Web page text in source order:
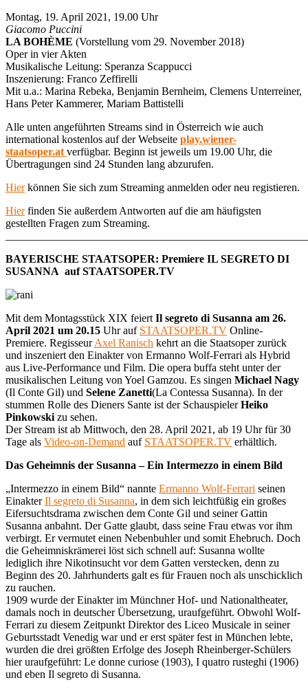
Montag, 19. April 2021, 19.00 Uhr
Giacomo Puccini
LA BOHÈME (Vorstellung vom 29. November 2018)
Oper in vier Akten
Musikalische Leitung: Speranza Scappucci
Inszenierung: Franco Zeffirelli
Mit u.a.: Marina Rebeka, Benjamin Bernheim, Clemens Unterreiner,
Hans Peter Kammerer, Mariam Battistelli
Alle unten angeführten Streams sind in Österreich wie auch
international kostenlos auf der Webseite play.wiener-
staatsoper.at verfügbar. Beginn ist jeweils um 19.00 Uhr, die
Übertragungen sind 24 Stunden lang abzurufen.
Hierkönnen Sie sich zum Streaming anmelden oder neu registieren.
Hierfinden Sie außerdem Antworten auf die am häufigsten
gestellten Fragen zum Streaming.
BAYERISCHE STAATSOPER: Premiere IL SEGRETO DI
SUSANNA auf STAATSOPER.TV
Mit dem Montagsstück XIX feiert Il segreto di Susanna am 26.
April 2021 um 20.15 Uhr auf STAATSOPER.TV Online-
Premiere. RegisseurAxel Ranisch kehrt an die Staatsoper zurück
und inszeniert den Einakter von Ermanno Wolf-Ferrari als Hybrid
aus Live-Performance und Film. Die opera buffa steht unter der
musikalischen Leitung von Yoel Gamzou. Es singen Michael Nagy
(Il Conte Gil) und Selene Zanetti(La Contessa Susanna). In der
stummen Rolle des Dieners Sante ist der SchauspielerHeiko
Pinkowski zu sehen.
Der Stream ist ab Mittwoch, den 28. April 2021, ab 19 Uhr für 30
Tage als Video-on-Demand auf STAATSOPER.TV erhältlich.
Das Geheimnis der Susanna – Ein Intermezzo in einem Bild
„Intermezzo in einem Bild“ nannte Ermanno Wolf-Ferrari seinen
EinakterIl segreto di Susanna, in dem sich leichtfüßig ein großes
Eifersuchtsdrama zwischen dem Conte Gil und seiner Gattin
Susanna anbahnt. Der Gatte glaubt, dass seine Frau etwas vor ihm
verbirgt. Er vermutet einen Nebenbuhler und somit Ehebruch. Doch
die Geheimniskrämerei löst sich schnell auf: Susanna wollte
lediglich ihre Nikotinsucht vor dem Gatten verstecken, denn zu
Beginn des 20. Jahrhunderts galt es für Frauen noch als unschicklich
zu rauchen.
1909 wurde der Einakter im Münchner Hof- und Nationaltheater,
damals noch in deutscher Übersetzung, uraufgeführt. Obwohl Wolf-
Ferrari zu diesem Zeitpunkt Direktor des Liceo Musicale in seiner
Geburtsstadt Venedig war und er erst später fest in München lebte,
wurden die drei größten Erfolge des Joseph Rheinberger-Schülers
hier uraufgeführt: Le donne curiose (1903), I quatro rusteghi (1906)
und eben Il segreto di Susanna.